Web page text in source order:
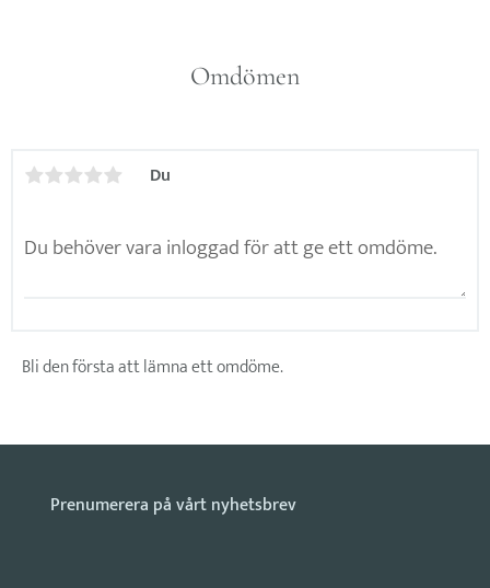
Omdömen
Du
Bli den första att lämna ett omdöme.